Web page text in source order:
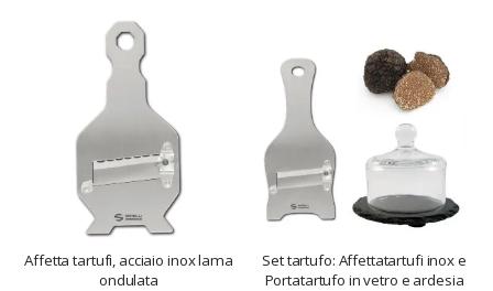
Affetta tartufi, acciaio inox lama
ondulata
Set tartufo: Affettatartufi inox e
Portatartufo in vetro e ardesia